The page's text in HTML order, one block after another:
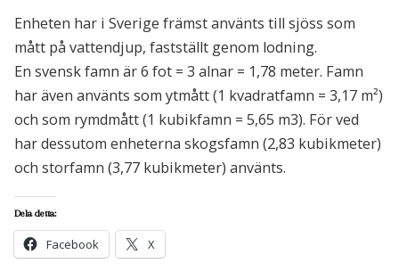
Enheten har i Sverige främst använts till sjöss som
mått på vattendjup, fastställt genom lodning.
En svensk famn är 6 fot = 3 alnar = 1,78 meter. Famn
har även använts som ytmått (1 kvadratfamn = 3,17 m²)
och som rymdmått (1 kubikfamn = 5,65 m3). För ved
har dessutom enheterna skogsfamn (2,83 kubikmeter)
och storfamn (3,77 kubikmeter) använts.
Dela detta:
Facebook X